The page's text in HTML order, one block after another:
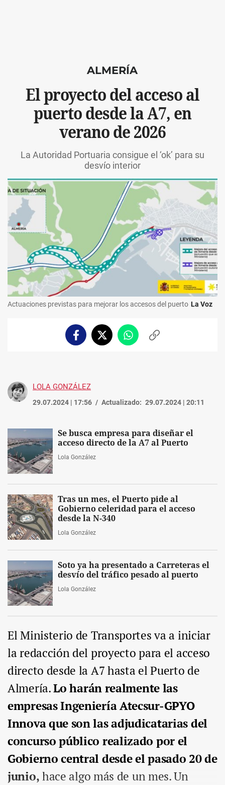
ALMERÍA
El proyecto del acceso al
puerto desde la A7, en
verano de 2026
La Autoridad Portuaria consigue el ‘ok’ para su
desvío interior
Actuaciones previstas para mejorar los accesos del puerto La Voz
FacebookTwitterWhatsappCopiar
LOLA GONZÁLEZ
29.07.2024 | 17:56 Actualizado: 29.07.2024 | 20:11
Se busca empresa para diseñar el
acceso directo de la A7 al Puerto
Lola González
Tras un mes, el Puerto pide al
Gobierno celeridad para el acceso
desde la N-340
Lola González
Soto ya ha presentado a Carreteras el
desvío del tráfico pesado al puerto
Lola González
El Ministerio de Transportes va a iniciar
la redacción del proyecto para el acceso
directo desde la A7 hasta el Puerto de
Almería.Lo harán realmente las
empresas Ingeniería Atecsur-GPYO
Innova que son las adjudicatarias del
concurso público realizado por el
Gobierno central desde el pasado 20 de
junio,hace algo más de un mes. Un